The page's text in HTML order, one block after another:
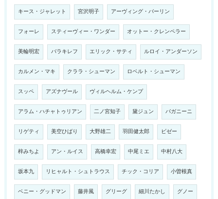
キース・ジャレット 宮沢明子 アーヴィング・バーリン
フォーレ スティーヴィー・ワンダー オットー・クレンペラー
美輪明宏 バラキレフ エリック・サティ ルロイ・アンダーソン
カルメン・マキ クララ・シューマン ロベルト・シューマン
スッペ アズナヴール ヴィルヘルム・ケンプ
アラム・ハチャトゥリアン 二ノ宮知子 黛ジュン パガニーニ
リゲティ 美空ひばり 大野雄二 羽田健太郎 ビゼー
梓みちよ アン・ルイス 高橋幸宏 中尾ミエ 中村八大
坂本九 リヒャルト・シュトラウス チック・コリア 小曽根真
ベニー・グッドマン 藤井風 グリーグ 細川たかし グノー